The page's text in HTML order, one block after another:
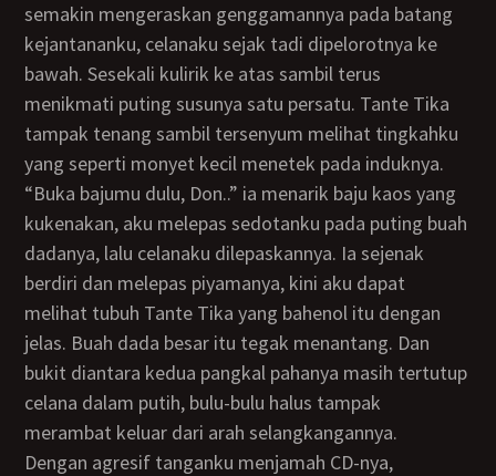
semakin mengeraskan genggamannya pada batang
kejantananku, celanaku sejak tadi dipelorotnya ke
bawah. Sesekali kulirik ke atas sambil terus
menikmati puting susunya satu persatu. Tante Tika
tampak tenang sambil tersenyum melihat tingkahku
yang seperti monyet kecil menetek pada induknya.
“Buka bajumu dulu, Don..” ia menarik baju kaos yang
kukenakan, aku melepas sedotanku pada puting buah
dadanya, lalu celanaku dilepaskannya. Ia sejenak
berdiri dan melepas piyamanya, kini aku dapat
melihat tubuh Tante Tika yang bahenol itu dengan
jelas. Buah dada besar itu tegak menantang. Dan
bukit diantara kedua pangkal pahanya masih tertutup
celana dalam putih, bulu-bulu halus tampak
merambat keluar dari arah selangkangannya.
Dengan agresif tanganku menjamah CD-nya,